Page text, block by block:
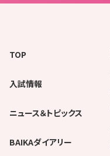
TOP
入試情報
ニュース＆トピックス
BAIKAダイアリー